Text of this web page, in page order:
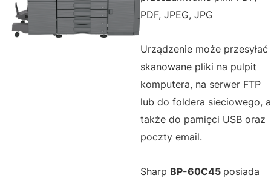
PDF, JPEG, JPG
Urządzenie może przesyłać
skanowane pliki na pulpit
komputera, na serwer FTP
lub do foldera sieciowego, a
także do pamięci USB oraz
poczty email.
Sharp BP-60C45 posiada